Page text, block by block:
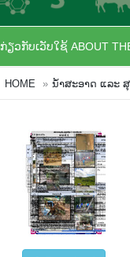
ກ່ຽວກັບເວັບໃຊ້ ABOUT
HOME ນໍ້າສະອາດ ແລະ